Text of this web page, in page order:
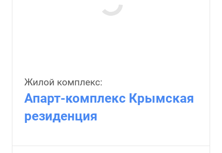
Жилой комплекс:
Апарт-комплекс Крымская
резиденция